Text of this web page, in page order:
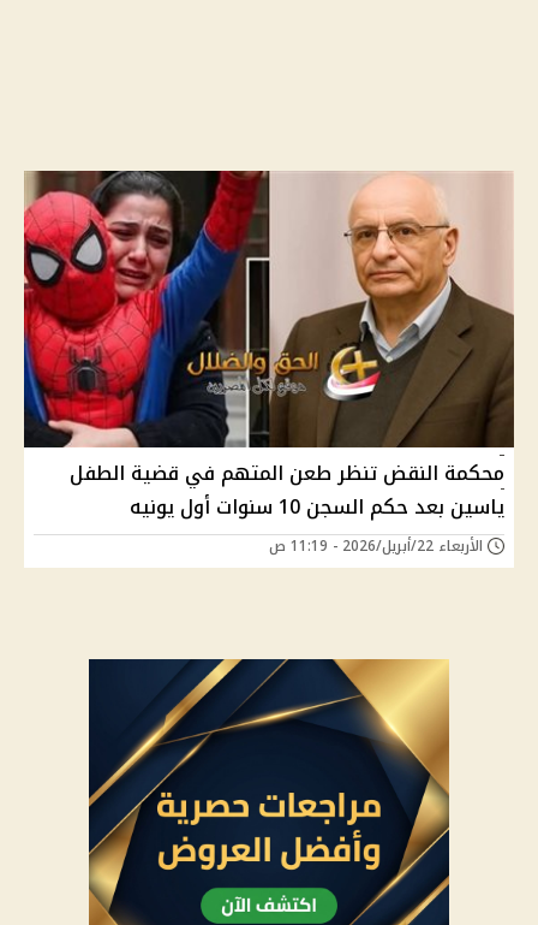
محكمة النقض تنظر طعن المتهم في قضية الطفل
ياسين بعد حكم السجن 10 سنوات أول يونيه
الأربعاء 22/أبريل/2026 - 11:19 ص